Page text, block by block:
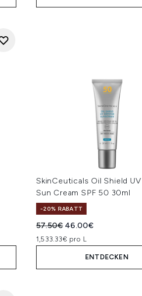
SkinCeuticals Oil Shield
Sun Cream SPF 50 30ml
-20% RABATT
Unverbindliche
57.50€ Aktueller Preis:
46.00€
1,533.33€ pro L
ENTDECKEN